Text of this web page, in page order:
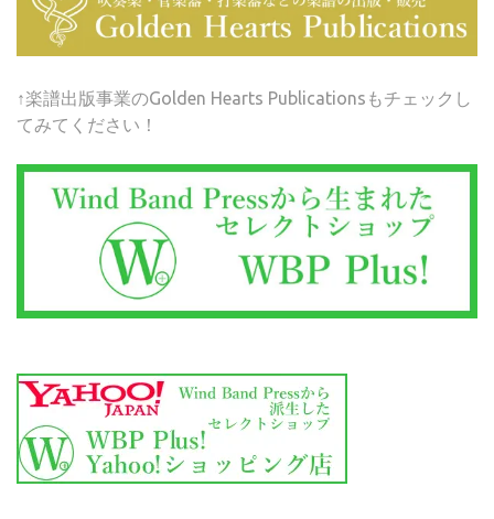
↑楽譜出版事業のGolden Hearts Publicationsもチェックし
てみてください！